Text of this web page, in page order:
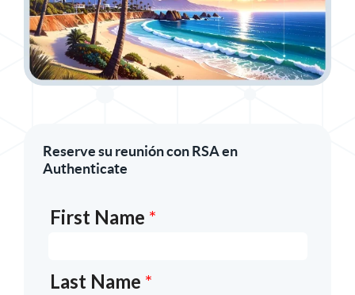
Reserve su reunión con RSA en
Authenticate